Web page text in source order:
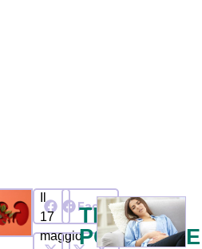
17
maggio
Facebook
TI
POTREBBE